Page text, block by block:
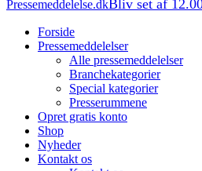
Pressemeddelelse.dkBliv set af
Forside
Pressemeddelelser
Alle pressemeddelelser
Branchekategorier
Special kategorier
Presserummene
Opret gratis konto
Shop
Nyheder
Kontakt os